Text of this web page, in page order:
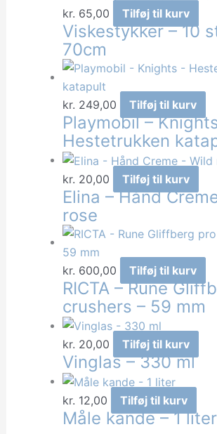
kr. 65,00 Tilføj til kurv
Viskestykker – 10
70cm
kr. 249,00 Tilføj til kurv
Playmobil –
Hestetrukken
kr. 20,00 Tilføj til kurv
Elina – Hånd
rose
kr. 600,00 Tilføj til kurv
RICTA – Rune
crushers – 59 mm
kr. 20,00 Tilføj til kurv
Vinglas – 330 ml
kr. 12,00 Tilføj til kurv
Måle kande – 1 liter